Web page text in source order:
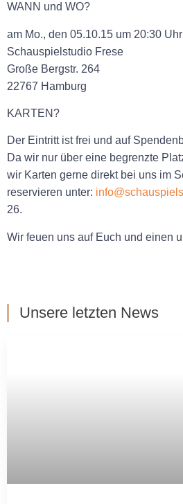
WANN und WO?
am Mo., den 05.10.15 um 20:30 Uhr
Schauspielstudio Frese
Große Bergstr. 264
22767 Hamburg
KARTEN?
Der Eintritt ist frei und auf
Da wir nur über eine begrenzte
wir Karten gerne direkt bei uns im
reservieren unter:
26.
Wir feuen uns auf Euch und einen
Unsere letzten News